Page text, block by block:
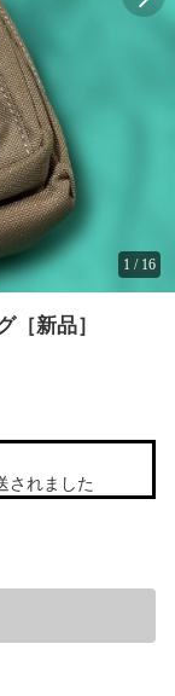
1 / 16
［新品］
されました